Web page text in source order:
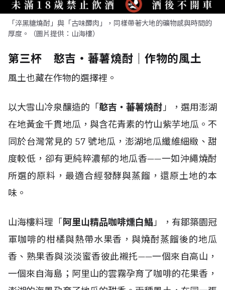
「淬黑糖燒酎」與「古味醰肉」，同樣帶著大地的礦物感與時間的
厚度。（圖片提供：山海樓）
第三杯 憨吉・蕃薯燒酎｜作物的風土
風土也藏在作物的選擇裡。
以大雪山冷泉釀造的「憨吉・蕃薯燒酎」，選用澎湖
在地黃金千貫地瓜，與含花青素的竹山紫芋地瓜。不
同於台灣常見的 57 號地瓜，澎湖地瓜纖維細緻、甜
度較低，卻有更純粹濃郁的地瓜香——一如沖繩燒酎
所選的原料，最適合經發酵與蒸餾，還原土地的本
味。
山海樓料理「阿里山精品咖啡燻白鯧」，有鄒築園冠
軍咖啡的柑橘與熱帶水果香，與燒酎蒸餾後的地瓜
香、熟果香與淡淡蜜香彼此襯托——一個來自高山，
一個來自海島；阿里山的雲霧孕育了咖啡的花果香，